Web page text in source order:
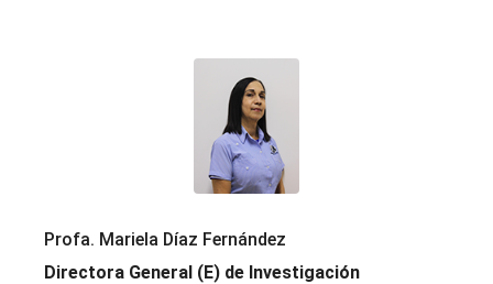
Profa. Mariela Díaz Fernández
Directora General (E) de Investigación